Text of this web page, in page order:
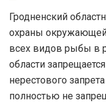
Гродненский
охраны
всех видов рыбы в
области
нерестового
полностью не